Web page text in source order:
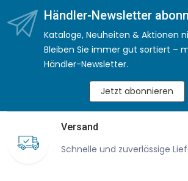
Händler-Newsletter
Kataloge, Neuheiten & Aktionen
Bleiben Sie immer gut sortiert –
Händler-Newsletter.
Jetzt abonnieren
Versand
Schnelle und zuverlässige